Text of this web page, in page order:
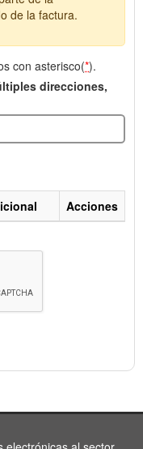
de la factura.
con asterisco(*).
direcciones,
Acciones